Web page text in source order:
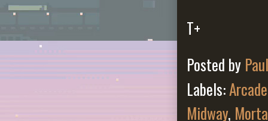
T+
Posted by
Labels:Arcade
Midway,